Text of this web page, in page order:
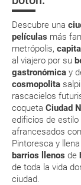
Descubre una
películas más
metrópolis,
al viajero por su
gastronómica y
cosmopolita
rascacielos
coqueta Ciudad
edificios de estilo
afrancesados
Pintoresca y
barrios llenos de
de toda la vida
ciudad.
suplemento extra
En caso de tener
vacacional (Caribe,
de tu reserva
imprimir y llevar
Esta
aérea a la hora de
modificar una
generar una
¿Qué